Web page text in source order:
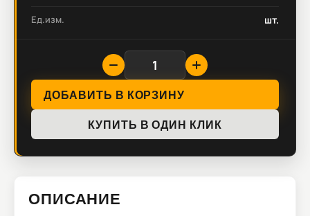
Ед.изм. шт.
ДОБАВИТЬ В КОРЗИНУ
КУПИТЬ В ОДИН КЛИК
ОПИСАНИЕ